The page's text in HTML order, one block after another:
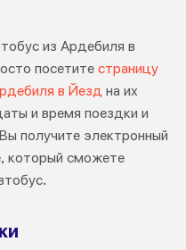
из Ардебиля в
посетите страницу
в Йезд на их
и время поездки и
получите электронный
который сможете